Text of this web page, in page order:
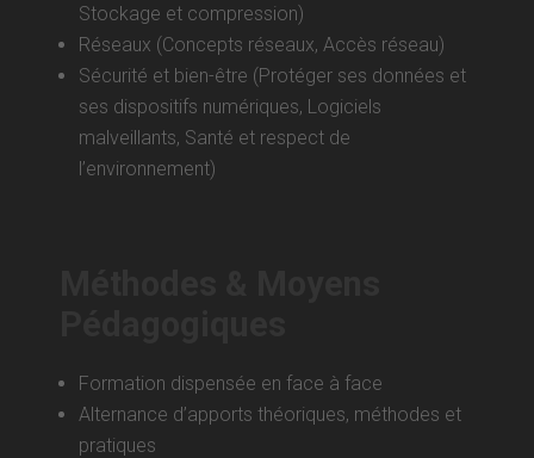
Stockage et compression)
Réseaux (Concepts réseaux, Accès réseau)
Sécurité et bien-être (Protéger ses données et
ses dispositifs numériques, Logiciels
malveillants, Santé et respect de
l’environnement)
Formation dispensée en face à face
Alternance d’apports théoriques, méthodes et
pratiques